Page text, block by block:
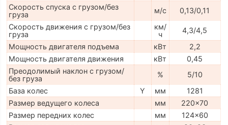
Скорость спуска с грузом/без
груза
м/с
0,13/0,11
Скорость движения с грузом/без
груза
км/
ч
4,3/4,5
Мощность двигателя подъема
кВт
2,2
Мощность двигателя движения
кВт
0,45
Преодолимый наклон с грузом/
без груза
%
5/10
База колес
Y мм
1281
Размер ведущего колеса
мм
220x70
Размер передних колес
мм
124x60